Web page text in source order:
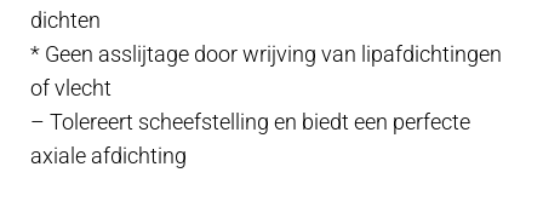
dichten
* Geen asslijtage door wrijving van lipafdichtingen
of vlecht
– Tolereert scheefstelling en biedt een perfecte
axiale afdichting